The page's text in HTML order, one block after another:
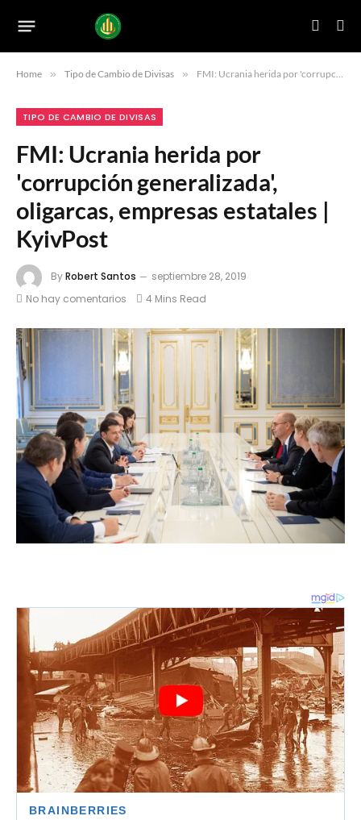
Home » Tipo de Cambio de Divisas » FMI: Ucrania herida por 'corrupción generalizada', oligarcas, empresas estatales | KyivPost
TIPO DE CAMBIO DE DIVISAS
FMI: Ucrania herida por
'corrupción generalizada',
oligarcas, empresas estatales |
KyivPost
ByRobert Santos
septiembre 28, 2019
No hay comentarios
4 Mins Read